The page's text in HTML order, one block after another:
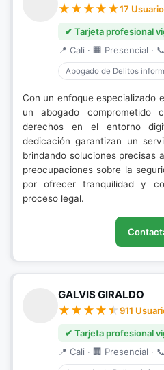
17
✔ Tarjeta profesional
📍 Cali · 🏢 Presencial ·
Abogado de Delitos
Con un enfoque especializado
un abogado
derechos en el entorno
dedicación garantizan un
brindando soluciones precisas
preocupaciones sobre la
por ofrecer tranquilidad y
proceso legal.
GALVIS GIRALDO
911
✔ Tarjeta profesional
📍 Cali · 🏢 Presencial ·